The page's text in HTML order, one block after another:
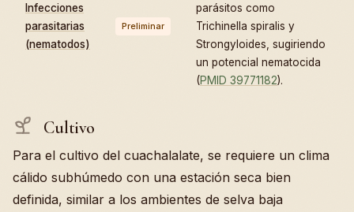
Infecciones
parasitarias
(nematodos)
Preliminar
parásitos como
Trichinella spiralis y
Strongyloides, sugiriendo
un potencial nematocida
(PMID 39771182).
Cultivo
Para el cultivo del cuachalalate, se requiere un clima
cálido subhúmedo con una estación seca bien
definida, similar a los ambientes de selva baja